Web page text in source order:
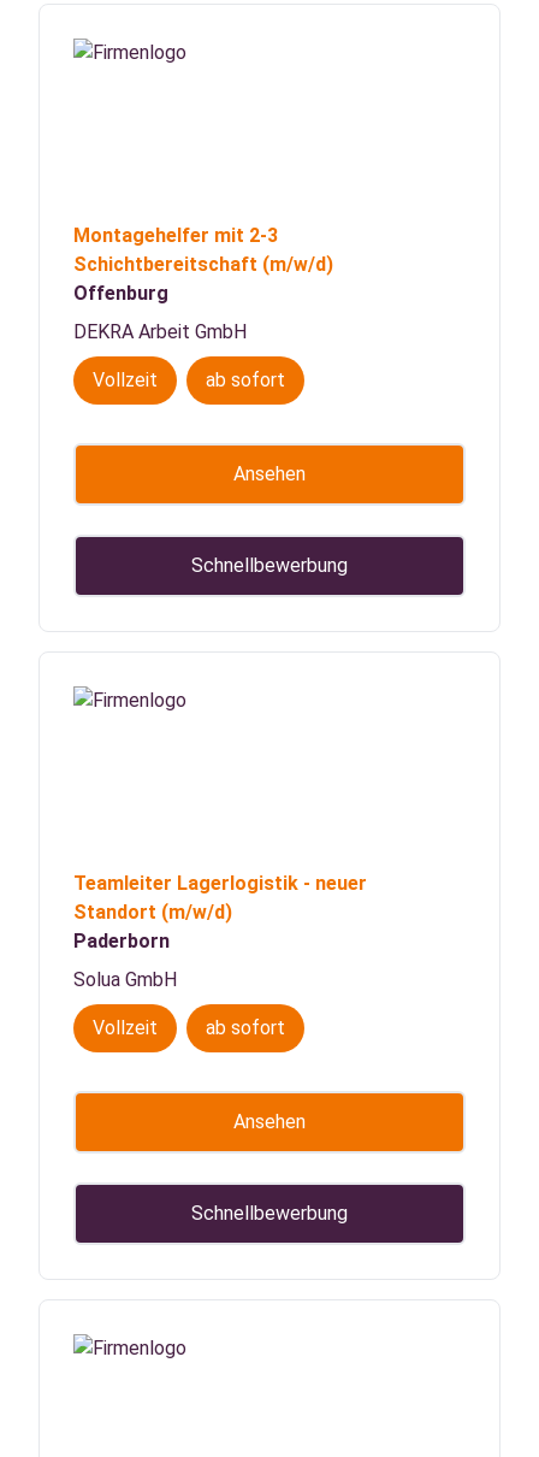
Montagehelfer mit 2-3
Schichtbereitschaft (m/w/d)
Offenburg
DEKRA Arbeit GmbH
Vollzeit ab sofort
Ansehen
Schnellbewerbung
Teamleiter Lagerlogistik - neuer
Standort (m/w/d)
Paderborn
Solua GmbH
Vollzeit ab sofort
Ansehen
Schnellbewerbung